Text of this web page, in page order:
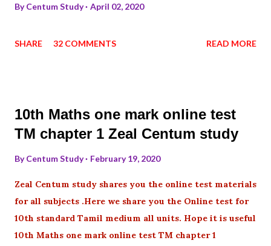
ByCentum Study April 02, 2020
SHARE 32 COMMENTS READ MORE
10th Maths one mark online test
TM chapter 1 Zeal Centum study
ByCentum Study February 19, 2020
Zeal Centum study shares you the online test materials
for all subjects .Here we share you the Online test for
10th standard Tamil medium all units. Hope it is useful
10th Maths one mark online test TM chapter 1